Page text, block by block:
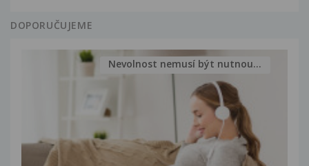
DOPORUČUJEME
Nevolnost nemusí být nutnou...